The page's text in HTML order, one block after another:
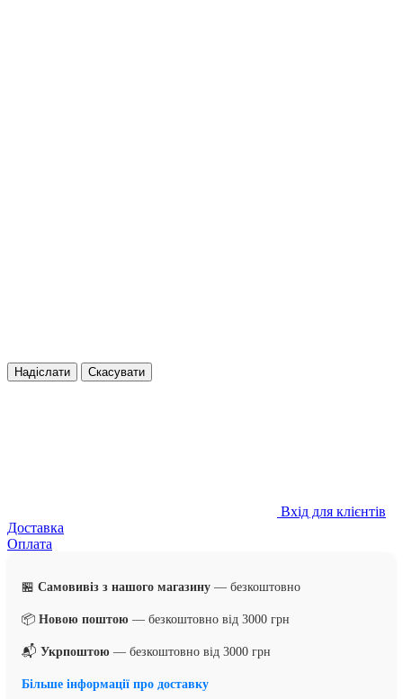
Надіслати Скасувати
Вхід для клієнтів
Доставка
Оплата
🏪 Самовивіз з нашого магазину — безкоштовно
📦 Новою поштою — безкоштовно від 3000 грн
📬 Укрпоштою — безкоштовно від 3000 грн
Більше інформації про доставку